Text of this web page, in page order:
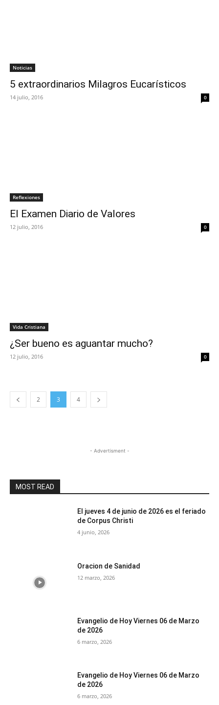
Noticias
5 extraordinarios Milagros Eucarísticos
14 julio, 2016 0
Reflexiones
El Examen Diario de Valores
12 julio, 2016 0
Vida Cristiana
¿Ser bueno es aguantar mucho?
12 julio, 2016 0
2 3 4
- Advertisment -
MOST READ
El jueves 4 de junio de 2026 es el feriado
de Corpus Christi
4 junio, 2026
Oracion de Sanidad
12 marzo, 2026
Evangelio de Hoy Viernes 06 de Marzo
de 2026
6 marzo, 2026
Evangelio de Hoy Viernes 06 de Marzo
de 2026
6 marzo, 2026